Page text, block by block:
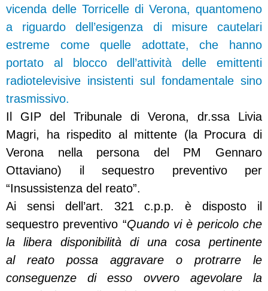
vicenda delle Torricelle di Verona, quantomeno
a riguardo dell’esigenza di misure cautelari
estreme come quelle adottate, che hanno
portato al blocco dell’attività delle emittenti
radiotelevisive insistenti sul fondamentale sino
trasmissivo.
Il GIP del Tribunale di Verona, dr.ssa Livia
Magri, ha rispedito al mittente (la Procura di
Verona nella persona del PM Gennaro
Ottaviano) il sequestro preventivo per
“Insussistenza del reato”.
Ai sensi dell’art. 321 c.p.p. è disposto il
sequestro preventivo “Quando vi è pericolo che
la libera disponibilità di una cosa pertinente
al reato possa aggravare o protrarre le
conseguenze di esso ovvero agevolare la